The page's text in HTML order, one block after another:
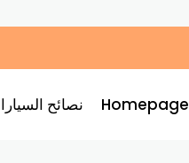
Homepage نصائح